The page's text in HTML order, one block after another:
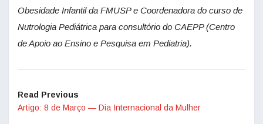
Obesidade Infantil da FMUSP e Coordenadora do curso de
Nutrologia Pediátrica para consultório do CAEPP (Centro
de Apoio ao Ensino e Pesquisa em Pediatria).
Read Previous
Artigo: 8 de Março — Dia Internacional da Mulher